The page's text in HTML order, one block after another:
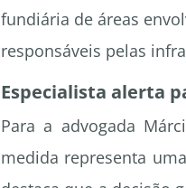
fundiária de áreas
responsáveis pelas
Especialista alerta
Para a advogada
medida representa